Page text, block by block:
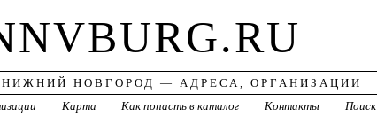
НОВГОРОД — АДРЕСА, ОРГАНИЗАЦИИ
Карта Как попасть в каталог Контакты Поиск